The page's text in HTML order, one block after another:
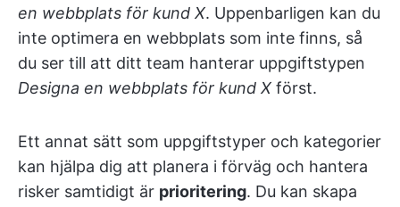
en webbplats för kund X. Uppenbarligen kan du
inte optimera en webbplats som inte finns, så
du ser till att ditt team hanterar uppgiftstypen
Designa en webbplats för kund X först.
Ett annat sätt som uppgiftstyper och kategorier
kan hjälpa dig att planera i förväg och hantera
risker samtidigt är prioritering. Du kan skapa